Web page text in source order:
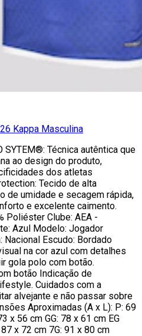
Kappa Masculina
SYTEM®: Técnica autêntica que
ao design do produto,
dos atletas
Tecido de alta
de umidade e secagem rápida,
e excelente caimento.
Poliéster Clube: AEA -
Azul Modelo: Jogador
Nacional Escudo: Bordado
na cor azul com detalhes
gola polo com botão.
botão Indicação de
Cuidados com a
alvejante e não passar sobre
Aproximadas (A x L): P: 69
x 56 cm GG: 78 x 61 cm EG
x 72 cm 7G: 91 x 80 cm